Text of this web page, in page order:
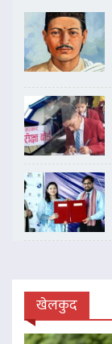
खेलकुद